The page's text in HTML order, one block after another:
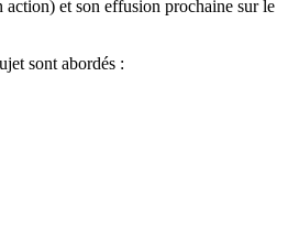
action) et son effusion prochaine sur le
sont abordés :